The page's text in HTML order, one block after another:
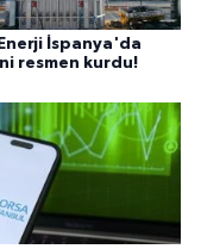
İspanya'da
resmen kurdu!